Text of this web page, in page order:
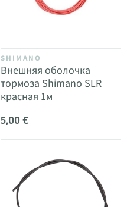
SHIMANO
Внешняя оболочка
тормоза Shimano SLR
красная 1м
5,00 €